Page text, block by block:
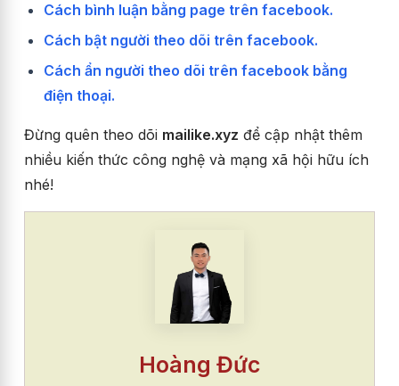
Cách bình luận bằng page trên facebook.
Cách bật người theo dõi trên facebook.
Cách ẩn người theo dõi trên facebook bằng
điện thoại.
Đừng quên theo dõi mailike.xyz để cập nhật thêm
nhiều kiến thức công nghệ và mạng xã hội hữu ích
nhé!
Hoàng Đức